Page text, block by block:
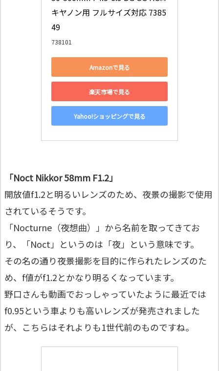
キヤノン用 フルサイズ対応 7385
49
738101
Amazonで見る
楽天市場で見る
Yahoo!ショッピングで見る
「Noct Nikkor 58mm F1.2」
開放値f1.2と明るいレンズのため、夜景の撮影で使用
されているそうです。
「Nocturne（夜想曲）」から名前を取ってきてお
り、「Noct」というのは「夜」という意味です。
その名の通り夜景撮影を目的に作られたレンズのた
め、f値がf1.2とかなり明るくなっています。
野口さんも動画でおっしゃっていたように最近では
f0.95という車よりも高いレンズが発売されました
が、こちらはそれよりも1世代前のものですね。